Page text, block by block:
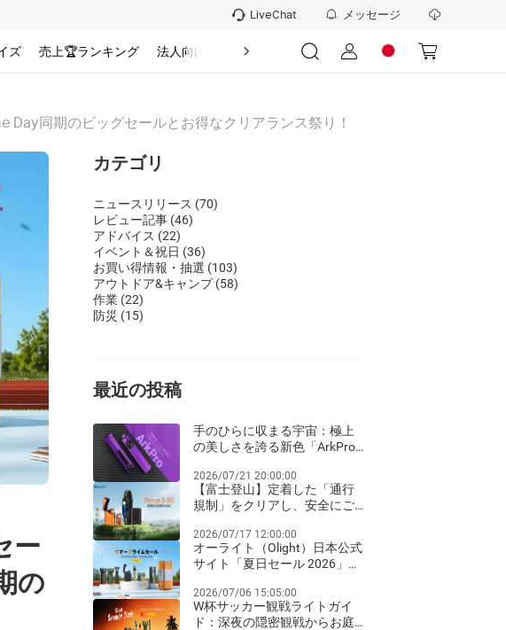
LiveChat メッセージ
ズ 売上🏆ランキング 法人向け 情報
同期のビッグセールとお得なクリアランス祭り！
ー
の
カテゴリ
ニュースリリース (70)
レビュー記事 (46)
アドバイス (22)
イベント＆祝日 (36)
お買い得情報・抽選 (103)
アウトドア&キャンプ(58)
作業 (22)
防災 (15)
最近の投稿
手のひらに収まる宇宙：極上
の美しさを誇る新色「ArkPro
登場！
2026/07/21 20:00:00
【富士登山】定着した「通行
規制」をクリアし、安全にご
ト装備ガイド
2026/07/17 12:00:00
オーライト（Olight）日本公式
サイト「夏日セール 2026」完
同期のビッグセールとお得な
クリアランス祭り！
2026/07/06 15:05:00
W杯サッカー観戦ライトガイ
ド：深夜の隠密観戦からお庭